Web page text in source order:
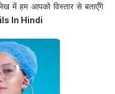
में हम आपको विस्तार से बताएँगे
In Hindi